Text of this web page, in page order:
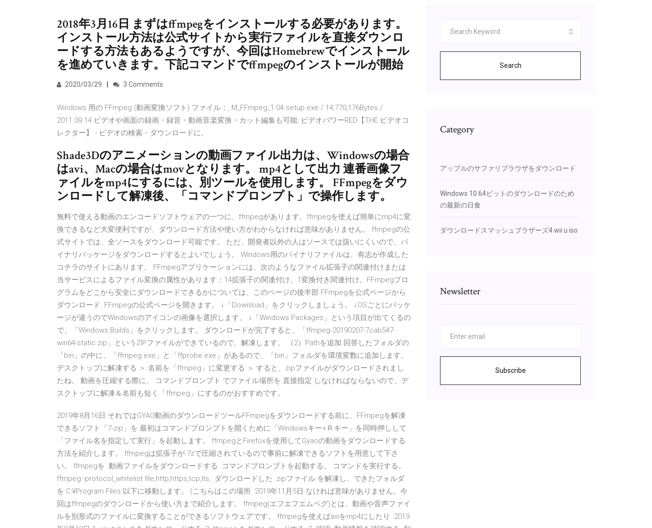
2018年3月16日 まずはffmpegをインストールする必要があります。
インストール方法は公式サイトから実行ファイルを直接ダウンロ
ードする方法もあるようですが、今回はHomebrewでインストール
を進めていきます。下記コマンドでffmpegのインストールが開始
2020/03/29 3 Comments
Windows 用の FFmpeg (動画変換ソフト) ファイル：, M_FFmpeg_1.04.setup.exe / 14,770,176Bytes /
2011.09.14 ビデオや画面の録画・録音・動画音楽変換・カット編集も可能; ビデオパワーRED【THE ビデオコ
レクター】 - ビデオの検索・ダウンロードに。
Shade3Dのアニメーションの動画ファイル出力は、Windowsの場合
はavi、Macの場合はmovとなります。 mp4として出力 連番画像フ
ァイルをmp4にするには、別ツールを使用します。 FFmpegをダウ
ンロードして解凍後、「コマンドプロンプト」で操作します。
無料で使える動画のエンコードソフトウェアの一つに、ffmpegがあります。ffmpegを使えば簡単にmp4に変
換できるなど大変便利ですが、ダウンロード方法や使い方がわからなければ意味がありません。 ffmpegの公
式サイトでは、全ソースをダウンロード可能です。 ただ、開発者以外の人はソースでは扱いにくいので、バ
イナリパッケージをダウンロードするとよいでしょう。 Windows用のバイナリファイルは、有志が作成した
コチラのサイトにあります。 FFmpegアプリケーションには、次のようなファイル拡張子の関連付けまたは
当サービスによるファイル変換の属性があります：14拡張子の関連付け、1変換付き関連付け。FFmpegプロ
グラムをどこから安全にダウンロードできるかについては、このページの後半部 FFmpegを公式ページから
ダウンロード. FFmpegの公式ページを開きます。 ↓「Download」をクリックしましょう。 ↓OSごとにパッケ
ージが違うのでWindowsのアイコンの画像を選択します。 ↓「Windows Packages」という項目が出てくるの
で、「Windows Builds」をクリックします。 ダウンロードが完了すると、「ffmpeg-20190207-7cab547-
win64-static.zip」というZIPファイルができているので、解凍します。 （2）Pathを追加 回答したフォルダの
「bin」の中に、「ffmpeg.exe」と「ffprobe.exe」があるので、「bin」フォルダを環境変数に追加します。
デスクトップに解凍する ＞ 名前を「ffmpeg」に変更する ＞ すると、zipファイルがダウンロードされまし
たね。 動画を圧縮する際に、 コマンドプロンプト でファイル場所を 直接指定 しなければならないので、デ
スクトップに解凍＆名前も短く「ffmpeg」にするのがおすすめです。
2019年8月16日 それではGYAO動画のダウンロードツールFFmpegをダウンロードする前に、FFmpegを解凍
できるソフト「7-zip」を 最初はコマンドプロンプトを開くために「Windowsキー+Ｒキー」を同時押しして
「ファイル名を指定して実行」を起動します。 ffmpegとFirefoxを使用してGyaoの動画をダウンロードする
方法を紹介します。 ffmpegは拡張子が.7zで圧縮されているので事前に解凍できるソフトを用意して下さ
い。 ffmpegを 動画ファイルをダウンロードする. コマンドプロンプトを起動する。 コマンドを実行する。
ffmpeg -protocol_whitelist file,http,https,tcp,tls, ダウンロードした .zipファイル を解凍し、できたフォルダ
を C:¥Program Files 以下に移動します。 (こちらはこの場所 2019年11月5日 なければ意味がありません。今
回はffmpegのダウンロードから使い方まで紹介します。 ffmpeg(エフエフエムペグ)とは、動画や音声ファイ
ルを別形式のファイルに変換することができるソフトウェアです。 ffmpegを使えばaviをmp4にしたり 2019
Search
Category
アップルのサファリブラウザをダウンロード
Windows 10 64ビットのダウンロードのため
の最新の日食
ダウンロードスマッシュブラザーズ4 wii u iso
Newsletter
Subscribe